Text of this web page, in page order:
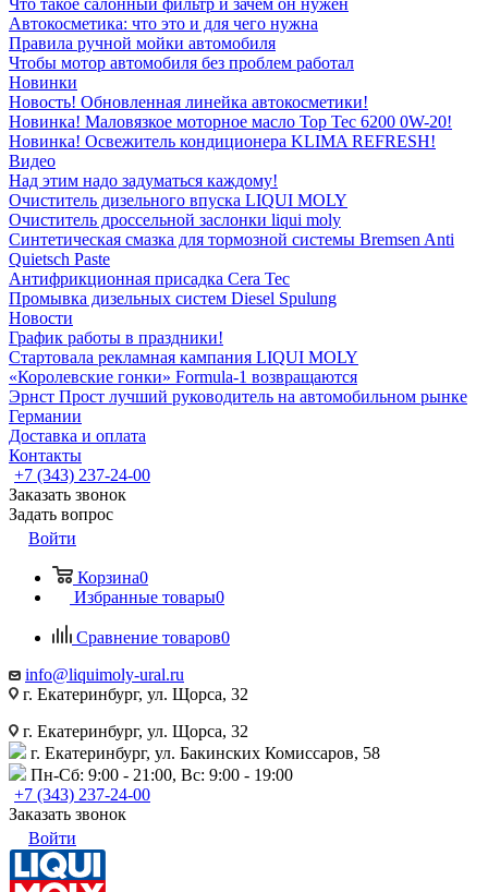
Что такое салонный фильтр и зачем он нужен
Автокосметика: что это и для чего нужна
Правила ручной мойки автомобиля
Чтобы мотор автомобиля без проблем работал
Новинки
Новость! Обновленная линейка автокосметики!
Новинка! Маловязкое моторное масло Top Tec 6200 0W-20!
Новинка! Освежитель кондиционера KLIMA REFRESH!
Видео
Над этим надо задуматься каждому!
Очиститель дизельного впуска LIQUI MOLY
Очиститель дроссельной заслонки liqui moly
Синтетическая смазка для тормозной системы Bremsen Anti
Quietsch Paste
Антифрикционная присадка Cera Tec
Промывка дизельных систем Diesel Spulung
Новости
График работы в праздники!
Стартовала рекламная кампания LIQUI MOLY
«Королевские гонки» Formula-1 возвращаются
Эрнст Прост лучший руководитель на автомобильном рынке
Германии
Доставка и оплата
Контакты
+7 (343) 237-24-00
Заказать звонок
Задать вопрос
Войти
Корзина0
Избранные товары0
Сравнение товаров0
info@liquimoly-ural.ru
г. Екатеринбург, ул. Щорса, 32
г. Екатеринбург, ул. Щорса, 32
г. Екатеринбург, ул. Бакинских Комиссаров, 58
Пн-Сб: 9:00 - 21:00, Вс: 9:00 - 19:00
+7 (343) 237-24-00
Заказать звонок
Войти